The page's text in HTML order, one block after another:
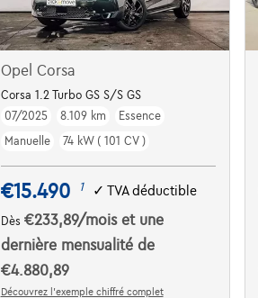
Opel Corsa
Corsa 1.2 Turbo GS S/S GS
07/2025
8.109 km
Essence
Manuelle
74 kW ( 101 CV )
€15.490 1 ✓ TVA déductible
Dès €233,89/mois et une
dernière mensualité de
€4.880,89
Découvrez l’exemple chiffré complet